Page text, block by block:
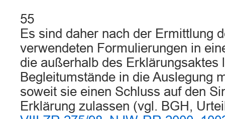
55
Es sind daher nach der Ermittlung
verwendeten Formulierungen in
die außerhalb des Erklärungsaktes
Begleitumstände in die Auslegung
soweit sie einen Schluss auf den
Erklärung zulassen (vgl. BGH,